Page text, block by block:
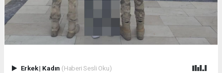
Erkek| Kadın (Haberi Sesli Oku)